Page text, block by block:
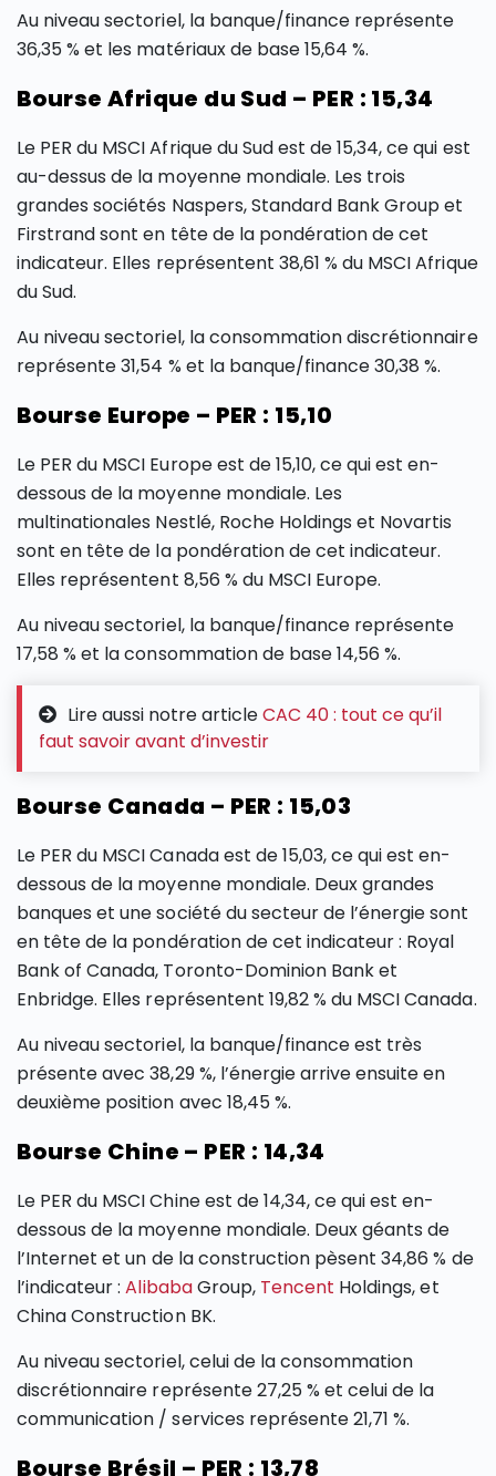
Au niveau sectoriel, la banque/finance représente
36,35 % et les matériaux de base 15,64 %.
Bourse Afrique du Sud – PER : 15,34
Le PER du MSCI Afrique du Sud est de 15,34, ce qui est
au-dessus de la moyenne mondiale. Les trois
grandes sociétés Naspers, Standard Bank Group et
Firstrand sont en tête de la pondération de cet
indicateur. Elles représentent 38,61 % du MSCI Afrique
du Sud.
Au niveau sectoriel, la consommation discrétionnaire
représente 31,54 % et la banque/finance 30,38 %.
Bourse Europe – PER : 15,10
Le PER du MSCI Europe est de 15,10, ce qui est en-
dessous de la moyenne mondiale. Les
multinationales Nestlé, Roche Holdings et Novartis
sont en tête de la pondération de cet indicateur.
Elles représentent 8,56 % du MSCI Europe.
Au niveau sectoriel, la banque/finance représente
17,58 % et la consommation de base 14,56 %.
Lire aussi notre articleCAC 40 : tout ce qu’il
faut savoir avant d’investir
Bourse Canada – PER : 15,03
Le PER du MSCI Canada est de 15,03, ce qui est en-
dessous de la moyenne mondiale. Deux grandes
banques et une société du secteur de l’énergie sont
en tête de la pondération de cet indicateur : Royal
Bank of Canada, Toronto-Dominion Bank et
Enbridge. Elles représentent 19,82 % du MSCI Canada.
Au niveau sectoriel, la banque/finance est très
présente avec 38,29 %, l’énergie arrive ensuite en
deuxième position avec 18,45 %.
Bourse Chine – PER : 14,34
Le PER du MSCI Chine est de 14,34, ce qui est en-
dessous de la moyenne mondiale. Deux géants de
l’Internet et un de la construction pèsent 34,86 % de
l’indicateur :AlibabaGroup, Tencent Holdings, et
China Construction BK.
Au niveau sectoriel, celui de la consommation
discrétionnaire représente 27,25 % et celui de la
communication / services représente 21,71 %.
Bourse Brésil – PER : 13,78